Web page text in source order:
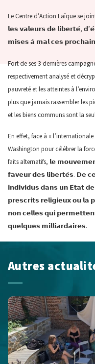
Le Centre d’Action Laïque se
𝗹𝗲𝘀 𝘃𝗮𝗹𝗲𝘂𝗿𝘀 𝗱𝗲 𝗹𝗶𝗯𝗲𝗿𝘁𝗲́,
𝗺𝗶𝘀𝗲𝘀 𝗮̀ 𝗺𝗮𝗹 𝗰𝗲𝘀
Fort de ses 3 dernières
respectivement analysé et
pauvreté et les atteintes à
plus que jamais rassembler les
et les biens communs sont la
En effet, face à «
Washington pour célébrer la
faits alternatifs, 𝗹𝗲
𝗳𝗮𝘃𝗲𝘂𝗿 𝗱𝗲𝘀 𝗹𝗶𝗯𝗲𝗿𝘁𝗲́𝘀. 𝗗𝗲
𝗶𝗻𝗱𝗶𝘃𝗶𝗱𝘂𝘀 𝗱𝗮𝗻𝘀 𝘂𝗻 𝗘́𝘁𝗮𝘁 𝗱𝗲
𝗽𝗿𝗲𝘀𝗰𝗿𝗶𝘁𝘀 𝗿𝗲𝗹𝗶𝗴𝗶𝗲𝘂𝘅 𝗼𝘂
𝗻𝗼𝗻 𝗰𝗲𝗹𝗹𝗲𝘀 𝗾𝘂𝗶
𝗾𝘂𝗲𝗹𝗾𝘂𝗲𝘀 𝗺𝗶𝗹𝗹𝗶𝗮𝗿𝗱𝗮𝗶𝗿𝗲𝘀.
Autres